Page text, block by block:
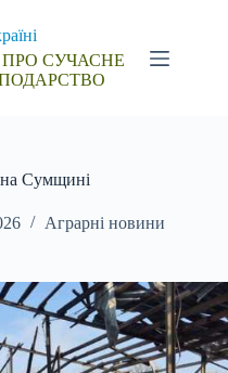
СУЧАСНЕ
на Сумщині
Аграрні новини